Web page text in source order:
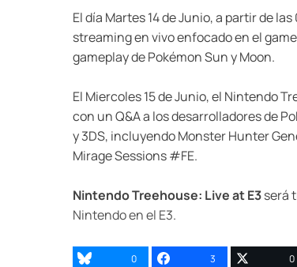
El día Martes 14 de Junio, a partir de
streaming en vivo enfocado en el
gameplay de Pokémon Sun y Moon.
El Miercoles 15 de Junio, el Nintendo
con un Q&A a los desarrolladores de
y 3DS, incluyendo Monster Hunter
Mirage Sessions #FE.
Nintendo Treehouse: Live at E3será
Nintendo en el E3.
0 3 0